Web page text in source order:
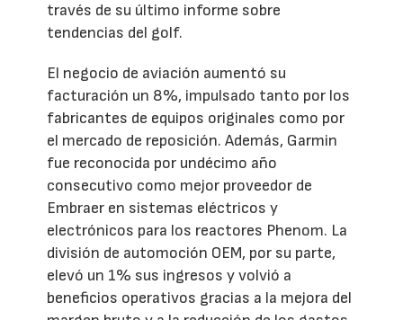
través de su último informe sobre
tendencias del golf.
El negocio de aviación aumentó su
facturación un 8%, impulsado tanto por los
fabricantes de equipos originales como por
el mercado de reposición. Además, Garmin
fue reconocida por undécimo año
consecutivo como mejor proveedor de
Embraer en sistemas eléctricos y
electrónicos para los reactores Phenom. La
división de automoción OEM, por su parte,
elevó un 1% sus ingresos y volvió a
beneficios operativos gracias a la mejora del